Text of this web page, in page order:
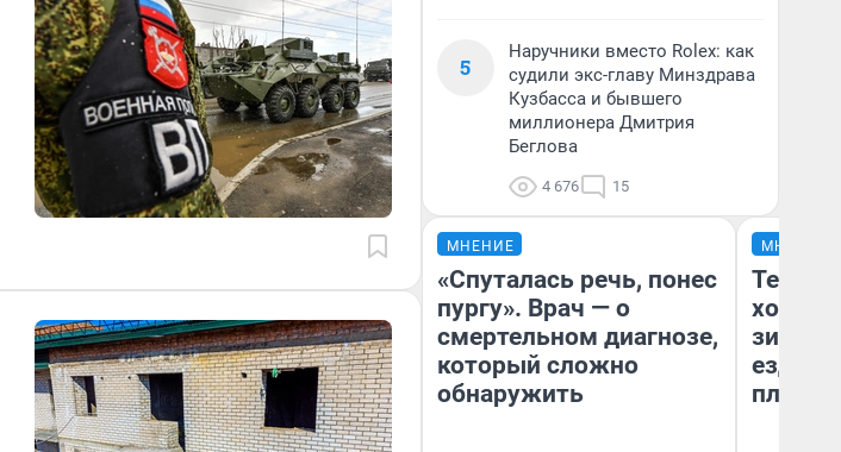
5
Наручники вместо Rolex: как
судили экс-главу Минздрава
Кузбасса и бывшего
миллионера Дмитрия
Беглова
4 676 15
МНЕНИЕ
«Спуталась речь, понес
пургу». Врач — о
смертельном диагнозе,
который сложно
обнаружить
МНЕНИЕ
Тепло
зимой.
ездит
плюсы